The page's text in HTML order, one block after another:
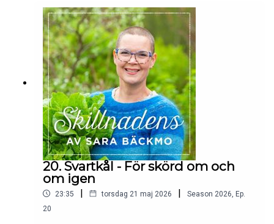
stora sommar-REA. Passa på då att handla
böcker i webbutiken med 20% rabatt!Av och med
Sara Bäckmo - Skillnadens Trädgård -
www.sarabackmo.se.
20. Svartkål - För skörd om och
om igen
23:35 | torsdag 21 maj 2026 | Season 2026, Ep.
20